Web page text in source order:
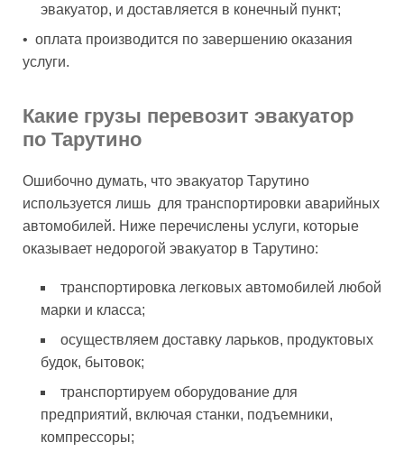
эвакуатор, и доставляется в конечный пункт;
• оплата производится по завершению оказания
услуги.
Какие грузы перевозит эвакуатор
по Тарутино
Ошибочно думать, что эвакуатор Тарутино
используется лишь для транспортировки аварийных
автомобилей. Ниже перечислены услуги, которые
оказывает недорогой эвакуатор в Тарутино:
транспортировка легковых автомобилей любой
марки и класса;
осуществляем доставку ларьков, продуктовых
будок, бытовок;
транспортируем оборудование для
предприятий, включая станки, подъемники,
компрессоры;